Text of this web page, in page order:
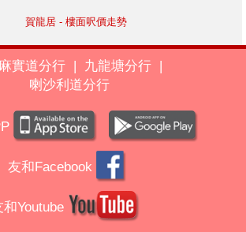
實道分行 | 九龍塘分行
|
喇沙利道分行
友和Facebook
和Youtube